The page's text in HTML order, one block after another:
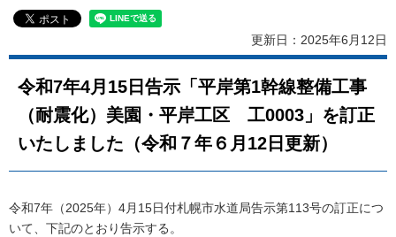
更新日：2025年6月12日
令和7年4月15日告示「平岸第1幹線整備工事
（耐震化）美園・平岸工区 工0003」を訂正
いたしました（令和７年６月12日更新）
令和7年（2025年）4月15日付札幌市水道局告示第113号の訂正につ
いて、下記のとおり告示する。